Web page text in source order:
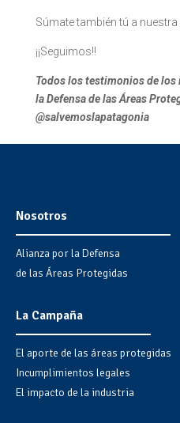
Súmate también tú a nuestra
¡¡Seguimos!!
Todos los testimonios de
la Defensa de las Áreas
@salvemoslapatagonia
Nosotros
Alianza por la Defensa
de las Áreas Protegidas
La Campaña
El aporte de las áreas protegidas
Incumplimientos legales
El impacto de la industria